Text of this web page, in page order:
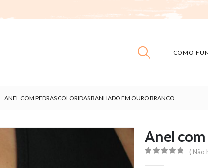
COMO
ANEL COM PEDRAS COLORIDAS BANHADO EM OURO BRANCO
Anel
( Não